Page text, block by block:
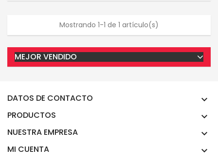
Mostrando 1-1 de 1 artículo(s)
MEJOR VENDIDO
DATOS DE CONTACTO 
PRODUCTOS 
NUESTRA EMPRESA 
MI CUENTA 